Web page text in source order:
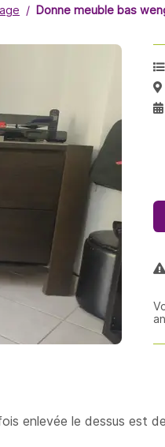
Donne meuble bas
enlevée le dessus est